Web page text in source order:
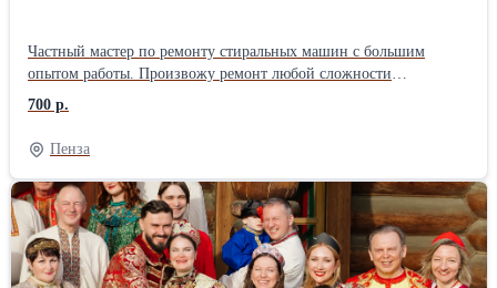
Частный мастер по ремонту стиральных машин с большим
опытом работы. Произвожу ремонт любой сложности
стиральных машин автомат любых производителей на дому,
либо можете привезти в мастерскую. Работаю без посредников,
поэтому цены ниже чем у фирм. Использую качественные
запчасти, даю гарантию до 2-ух лет на работу и запчасти.
Стоимость ремонта называю до начала работы и она не меняется,
оплачиваете после проверки. Помимо бумажных документов
выдаю электронный чек с прописанной гарантией. Имеется
склад запчастей, что в большинстве случаев позволяет
выполнить ремонт у вас дома за один визит, при сложном
700 р.
Пенза